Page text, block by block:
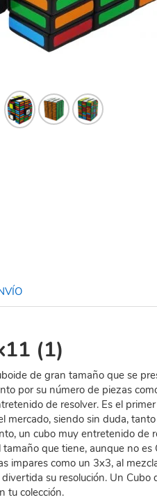
(1)
de gran tamaño que se
por su número de piezas
de resolver. Es el
mercado, siendo sin duda,
un cubo muy entretenido de
que tiene, aunque no es
impares como un 3x3, al
su resolución. Un Cubo
tu colección.